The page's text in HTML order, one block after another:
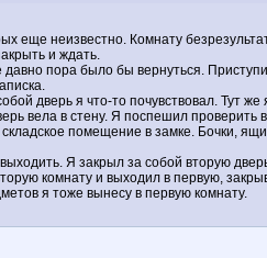
еще неизвестно. Комнату
и ждать.
пора было бы вернуться.
дверь я что-то почувствовал. Тут
вела в стену. Я поспешил
помещение в замке. Бочки,
Я закрыл за собой вторую
комнату и выходил в первую,
я тоже вынесу в первую комнату.